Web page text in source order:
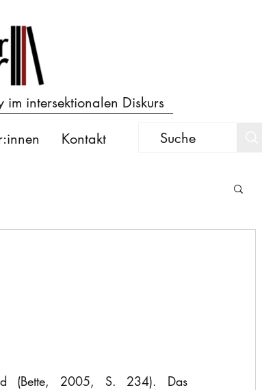
intersektionalen Diskurs
Kontakt
(Bette, 2005, S. 234). Das